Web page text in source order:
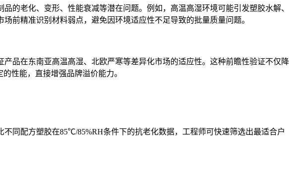
的老化、变形、性能衰减等潜在问题。例如，高温高湿环境可能引发塑胶水解、
前精准识别材料弱点，避免因环境适应性不足导致的批量质量问题。
品在东南亚高温高湿、北欧严寒等差异化市场的适应性。这种前瞻性验证不仅降
性能，直接增强品牌溢价能力。
同配方塑胶在85℃/85%RH条件下的抗老化数据，工程师可快速筛选出最适合户